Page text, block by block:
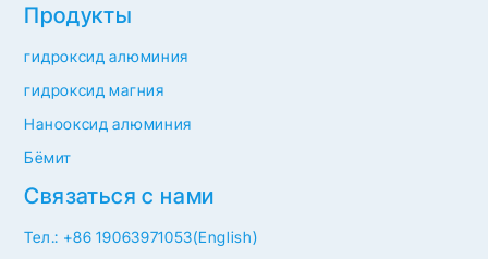
Связаться с нами
Тел.: +86 19063971053(English)
Продукты
гидроксид алюминия
гидроксид магния
Нанооксид алюминия
Бёмит